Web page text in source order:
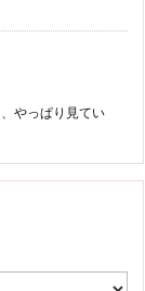
やっぱり見てい